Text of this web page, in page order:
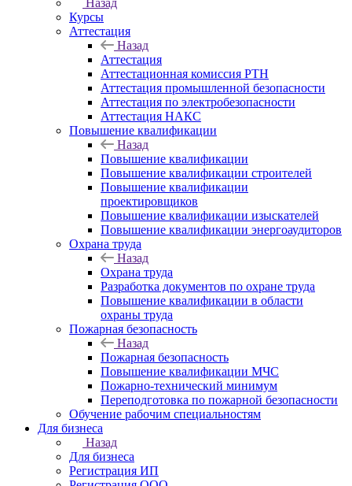
Назад
Курсы
Аттестация
Назад
Аттестация
Аттестационная комиссия РТН
Аттестация промышленной безопасности
Аттестация по электробезопасности
Аттестация НАКС
Повышение квалификации
Назад
Повышение квалификации
Повышение квалификации строителей
Повышение квалификации
проектировщиков
Повышение квалификации изыскателей
Повышение квалификации энергоаудиторов
Охрана труда
Назад
Охрана труда
Разработка документов по охране труда
Повышение квалификации в области
охраны труда
Пожарная безопасность
Назад
Пожарная безопасность
Повышение квалификации МЧС
Пожарно-технический минимум
Переподготовка по пожарной безопасности
Обучение рабочим специальностям
Для бизнеса
Назад
Для бизнеса
Регистрация ИП